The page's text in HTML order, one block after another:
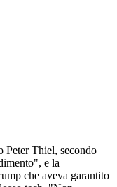
Peter Thiel, secondo
e la
che aveva garantito